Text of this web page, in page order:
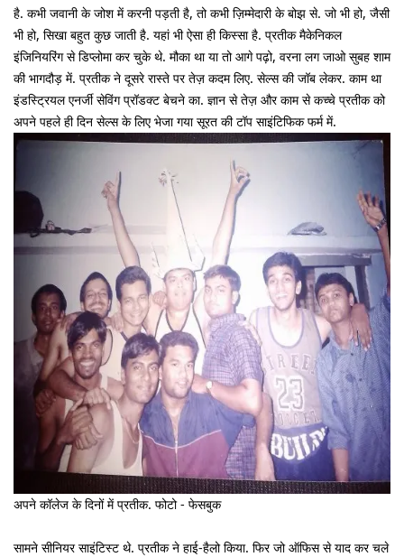
है. कभी जवानी के जोश में करनी पड़ती है, तो कभी ज़िम्मेदारी के बोझ से. जो भी हो, जैसी
भी हो, सिखा बहुत कुछ जाती है. यहां भी ऐसा ही किस्सा है. प्रतीक मैकेनिकल
इंजिनियरिंग से डिप्लोमा कर चुके थे. मौका था या तो आगे पढ़ो, वरना लग जाओ सुबह शाम
की भागदौड़ में. प्रतीक ने दूसरे रास्ते पर तेज़ कदम लिए. सेल्स की जॉब लेकर. काम था
इंडस्ट्रियल एनर्जी सेविंग प्रॉडक्ट बेचने का. ज्ञान से तेज़ और काम से कच्चे प्रतीक को
अपने पहले ही दिन सेल्स के लिए भेजा गया सूरत की टॉप साइंटिफिक फर्म में.
अपने कॉलेज के दिनों में प्रतीक. फोटो - फेसबुक
सामने सीनियर साइंटिस्ट थे. प्रतीक ने हाई-हैलो किया. फिर जो ऑफिस से याद कर चले